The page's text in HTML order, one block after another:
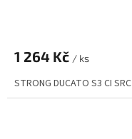
1 264 Kč / ks
STRONG DUCATO S3 CI SRC